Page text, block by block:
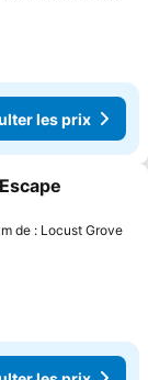
les prix
favoris
de : Locust Grove